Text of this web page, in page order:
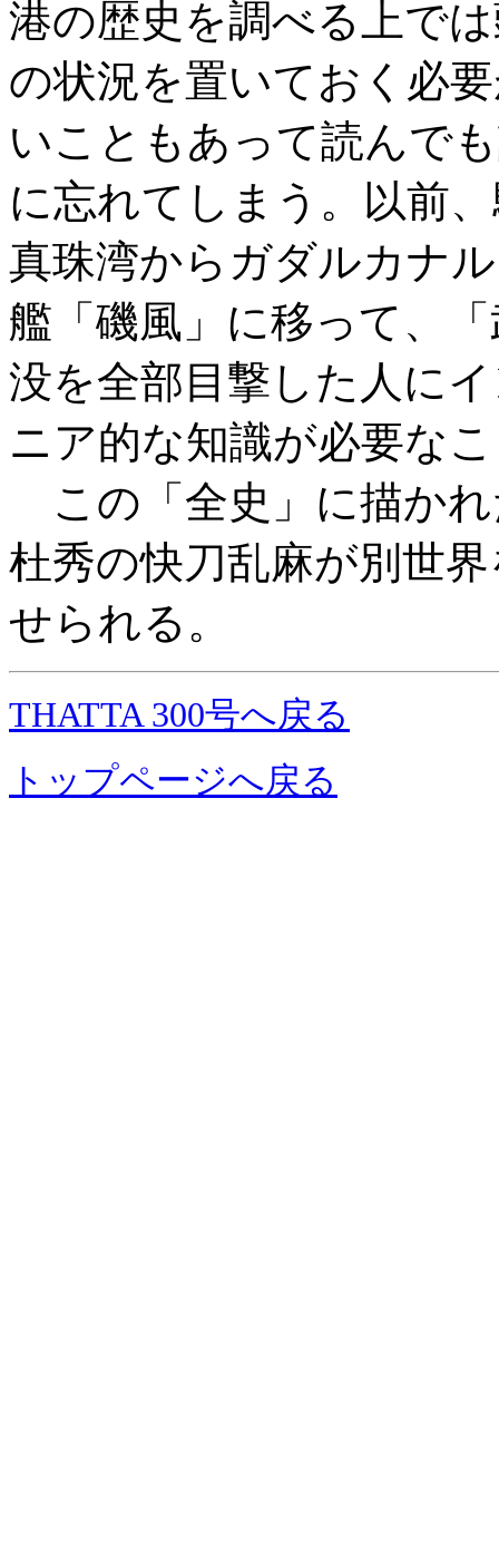
港の歴史を調べる上で
の状況を置いておく必
いこともあって読んで
に忘れてしまう。以前
真珠湾からガダルカナ
艦「磯風」に移って、
没を全部目撃した人に
ニア的な知識が必要な
この「全史」に描か
杜秀の快刀乱麻が別世
せられる。
THATTA 300号へ戻る
トップページへ戻る